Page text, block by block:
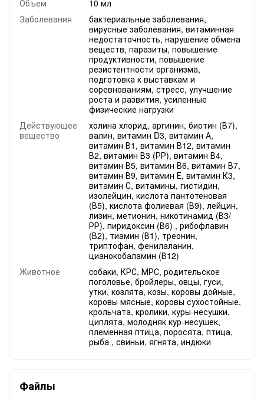
Объем
10 мл
Заболевания
бактериальные заболевания,
вирусные заболевания, витаминная
недостаточность, нарушение обмена
веществ, паразиты, повышение
продуктивности, повышение
резистентности организма,
подготовка к выставкам и
соревнованиям, стресс, улучшение
роста и развития, усиленные
физические нагрузки
Действующее
вещество
холина хлорид, аргинин, биотин (В7),
валин, витамин D3, витамин А,
витамин В1, витамин В12, витамин
В2, витамин В3 (РР), витамин В4,
витамин В5, витамин В6, витамин В7,
витамин В9, витамин Е, витамин К3,
витамин С, витамины, гистидин,
изолейцин, кислота пантотеновая
(В5), кислота фолиевая (В9), лейцин,
лизин, метионин, никотинамид (В3/
РР), пиридоксин (В6) , рибофлавин
(В2), тиамин (В1), треонин,
триптофан, фенилаланин,
цианокобаламин (В12)
Животное
cобаки, КРС, МРС, родительское
поголовье, бройлеры, овцы, гуси,
утки, козлята, козы, коровы дойные,
коровы мясные, коровы сухостойные,
крольчата, кролики, куры-несушки,
циплята, молодняк кур-несушек,
племенная птица, поросята, птица,
рыба , свиньи, ягнята, индюки
Файлы